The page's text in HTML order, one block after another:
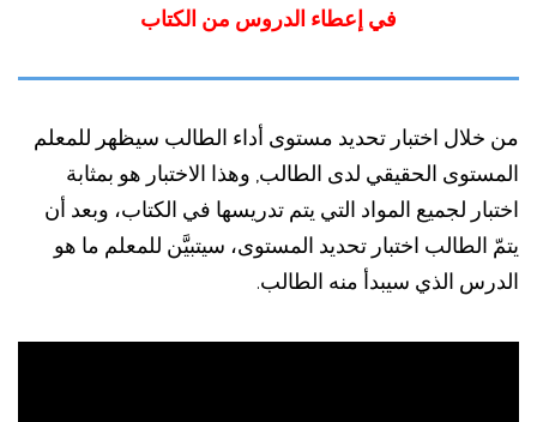
في إعطاء الدروس من الكتاب
من خلال اختبار تحديد مستوى أداء الطالب سيظهر للمعلم
المستوى الحقيقي لدى الطالب, وهذا الاختبار هو بمثابة
اختبار لجميع المواد التي يتم تدريسها في الكتاب، وبعد أن
يتمّ الطالب اختبار تحديد المستوى، سيتبيَّن للمعلم ما هو
الدرس الذي سيبدأ منه الطالب.